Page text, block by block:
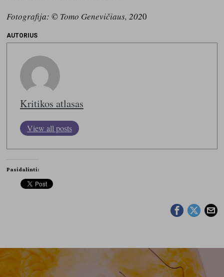
Fotografija: © Tomo Genevičiaus, 2020
AUTORIUS
Kritikos atlasas
View all posts
Pasidalinti: